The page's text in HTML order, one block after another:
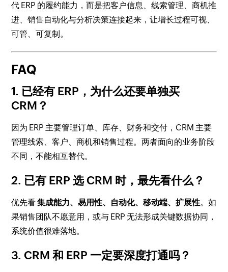
代 ERP 的履约能力，而是把客户信息、线索管理、商机推
进、销售自动化与分析决策连接起来，让增长过程可视、
可管、可复制。
FAQ
1. 已经有 ERP，为什么还要单独买
CRM？
因为 ERP 主要管理订单、库存、财务和交付，CRM 主要
管理线索、客户、商机和销售过程。两者面向的业务阶段
不同，不能相互替代。
2. 已有 ERP 选 CRM 时，最先看什么？
优先看集成能力、易用性、自动化、移动端、扩展性。如
果销售团队不愿意用，或与 ERP 无法形成关键数据协同，
系统价值很难落地。
3. CRM 和 ERP 一定要深度打通吗？